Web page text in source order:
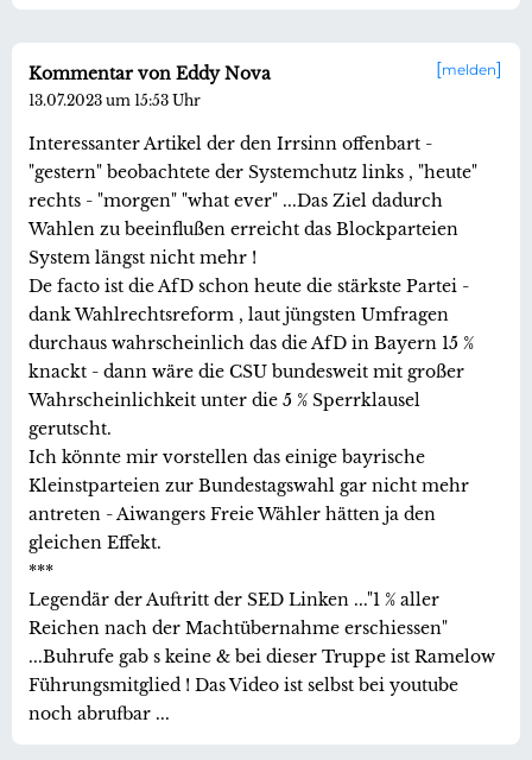
melden
Kommentar von Eddy Nova
13.07.2023 um 15:53 Uhr
Interessanter Artikel der den Irrsinn offenbart -
"gestern" beobachtete der Systemchutz links , "heute"
rechts - "morgen" "what ever" ...Das Ziel dadurch
Wahlen zu beeinflußen erreicht das Blockparteien
System längst nicht mehr !
De facto ist die AfD schon heute die stärkste Partei -
dank Wahlrechtsreform , laut jüngsten Umfragen
durchaus wahrscheinlich das die AfD in Bayern 15 %
knackt - dann wäre die CSU bundesweit mit großer
Wahrscheinlichkeit unter die 5 % Sperrklausel
gerutscht.
Ich könnte mir vorstellen das einige bayrische
Kleinstparteien zur Bundestagswahl gar nicht mehr
antreten - Aiwangers Freie Wähler hätten ja den
gleichen Effekt.
***
Legendär der Auftritt der SED Linken ..."1 % aller
Reichen nach der Machtübernahme erschiessen"
...Buhrufe gab s keine & bei dieser Truppe ist Ramelow
Führungsmitglied ! Das Video ist selbst bei youtube
noch abrufbar ...